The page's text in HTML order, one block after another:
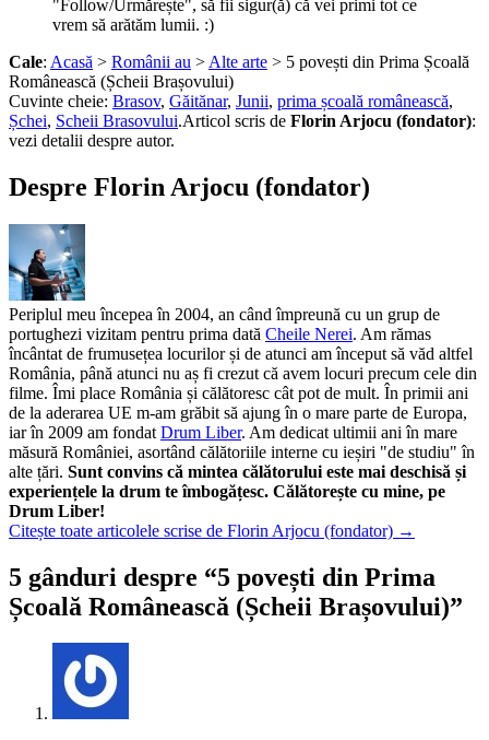
"Follow/Urmărește", să fii sigur(ă) că vei primi tot ce
vrem să arătăm lumii. :)
Cale: Acasă > Românii au > Alte arte > 5 povești din Prima Școală
Românească (Șcheii Brașovului)
Cuvinte cheie: Brasov, Găitănar, Junii, prima școală românească,
Șchei, Scheii Brasovului.Articol scris de Florin Arjocu (fondator):
vezi detalii despre autor.
Despre Florin Arjocu (fondator)
Periplul meu începea în 2004, an când împreună cu un grup de
portughezi vizitam pentru prima dată Cheile Nerei. Am rămas
încântat de frumusețea locurilor și de atunci am început să văd altfel
România, până atunci nu aș fi crezut că avem locuri precum cele din
filme. Îmi place România și călătoresc cât pot de mult. În primii ani
de la aderarea UE m-am grăbit să ajung în o mare parte de Europa,
iar în 2009 am fondat Drum Liber. Am dedicat ultimii ani în mare
măsură României, asortând călătoriile interne cu ieșiri "de studiu" în
alte țări. Sunt convins că mintea călătorului este mai deschisă și
experiențele la drum te îmbogățesc. Călătorește cu mine, pe
Drum Liber!
Citește toate articolele scrise de Florin Arjocu (fondator) →
5 gânduri despre “5 povești din Prima
Școală Românească (Șcheii Brașovului)”